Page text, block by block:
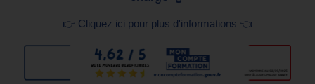
👉 Cliquez ici pour plus d'informations 👈